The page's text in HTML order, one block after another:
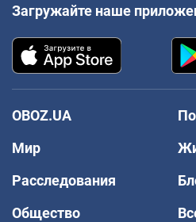
Загружайте наше
OBOZ.UA
Мир
Расследования
Общество